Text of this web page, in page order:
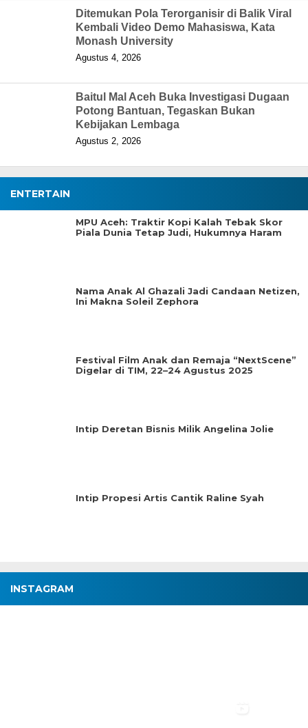
Ditemukan Pola Terorganisir di Balik Viral
Kembali Video Demo Mahasiswa, Kata
Monash University
Agustus 4, 2026
Baitul Mal Aceh Buka Investigasi Dugaan
Potong Bantuan, Tegaskan Bukan
Kebijakan Lembaga
Agustus 2, 2026
ENTERTAIN
MPU Aceh: Traktir Kopi Kalah Tebak Skor
Piala Dunia Tetap Judi, Hukumnya Haram
Nama Anak Al Ghazali Jadi Candaan Netizen,
Ini Makna Soleil Zephora
Festival Film Anak dan Remaja “NextScene”
Digelar di TIM, 22–24 Agustus 2025
Intip Deretan Bisnis Milik Angelina Jolie
Intip Propesi Artis Cantik Raline Syah
INSTAGRAM